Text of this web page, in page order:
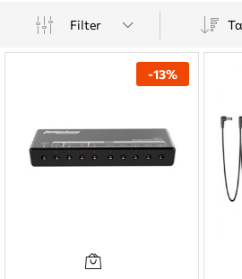
Filter
-13%